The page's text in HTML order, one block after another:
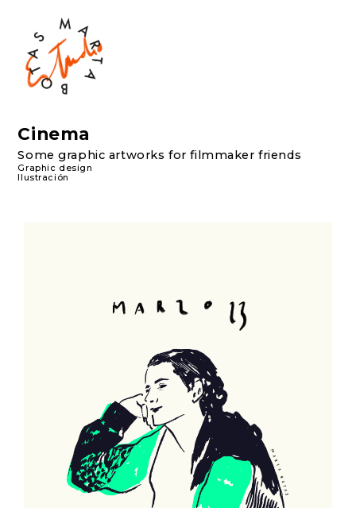
Cinema
Some graphic artworks for filmmaker friends
Graphic design
Ilustración